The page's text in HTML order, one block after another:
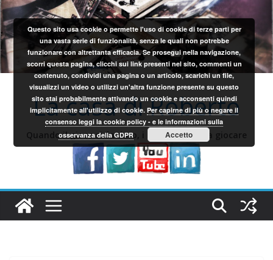
Salta
al
contenuto
La casa di Roberto
Quando il gioco si fa duro, i sardi iniziano a giocare
Questo sito usa cookie o permette l'uso di cookie di terze parti per
una vasta serie di funzionalità, senza le quali non potrebbe
funzionare con altrettanta efficacia. Se prosegui nella navigazione,
scorri questa pagina, clicchi sui link presenti nel sito, commenti un
contenuto, condividi una pagina o un articolo, scarichi un file,
visualizzi un video o utilizzi un'altra funzione presente su questo
sito stai probabilmente attivando un cookie e acconsenti quindi
implicitamente all'utilizzo di cookie.Per capirne di più o negare il
consenso leggi la cookie policy - e le informazioni sulla
osservanza della GDPR
Accetto